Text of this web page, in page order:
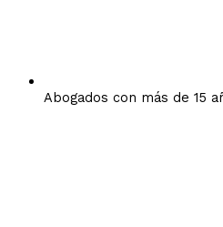
Abogados con más de 15